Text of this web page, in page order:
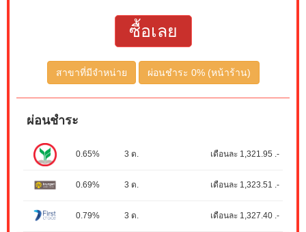
ซื้อเลย
สาขาที่มีจำหน่าย ผ่อนชำระ 0% (หน้าร้าน)
ผ่อนชำระ
0.65% 3 ด. เดือนละ 1,321.95 .-
0.69% 3 ด. เดือนละ 1,323.51 .-
0.79% 3 ด. เดือนละ 1,327.40 .-